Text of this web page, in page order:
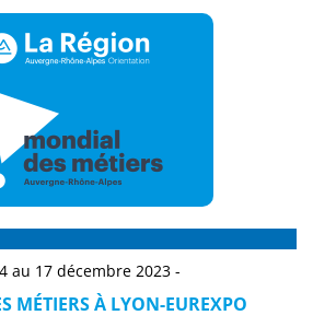
au 17 décembre 2023 -
MÉTIERS À LYON-EUREXPO